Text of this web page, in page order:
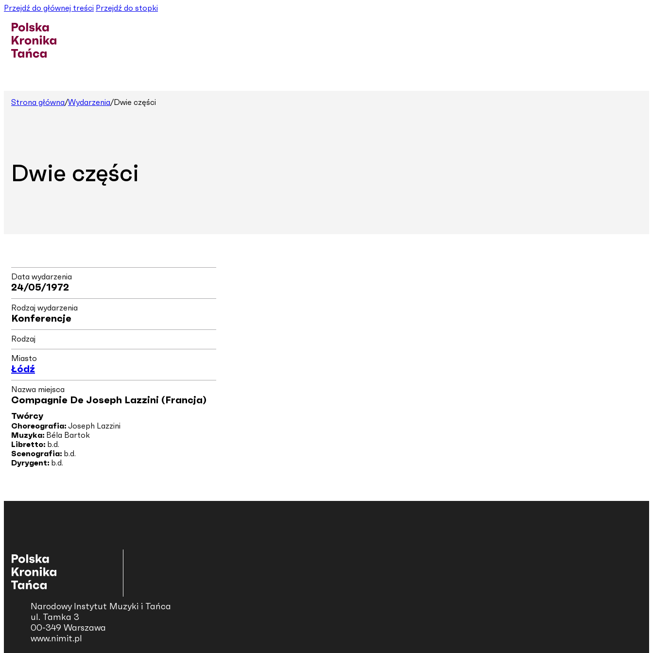
Przejdź do głównej treści Przejdź do stopki
Strona główna/Wydarzenia/Dwie części
Dwie części
Data wydarzenia
24/05/1972
Rodzaj wydarzenia
Konferencje
Rodzaj
Miasto
Łódź
Nazwa miejsca
Compagnie De Joseph Lazzini (Francja)
Twórcy
Choreografia: Joseph Lazzini
Muzyka: Béla Bartok
Libretto: b.d.
Scenografia: b.d.
Dyrygent: b.d.
Narodowy Instytut Muzyki i Tańca
ul. Tamka 3
00-349 Warszawa
www.nimit.pl